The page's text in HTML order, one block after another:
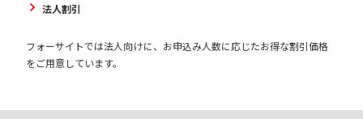
法人割引
フォーサイトでは法人向けに、お申込み人数に応じたお得な割引価格
をご用意しています。